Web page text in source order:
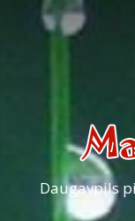
Daugavpils